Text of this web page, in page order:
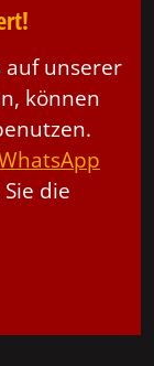
auf unserer
können
die